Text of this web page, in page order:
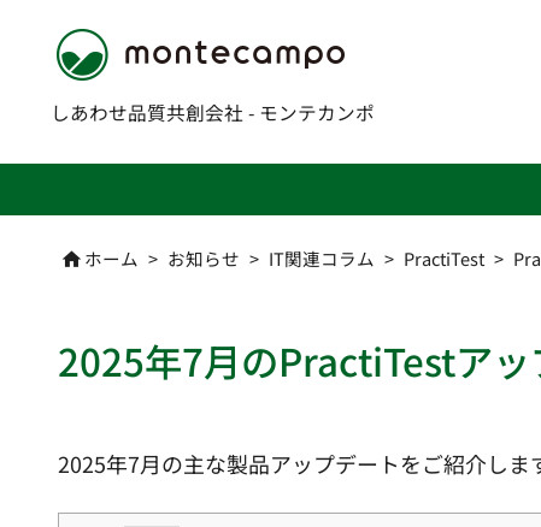
しあわせ品質共創会社 - モンテカンポ
 ホーム > お知らせ > IT関連コラム > PractiTest >
2025年7月のPractiTestアッ
2025年7月の主な製品アップデートをご紹介しま